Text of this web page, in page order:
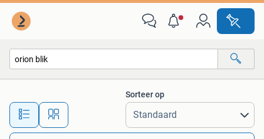
Alle afstanden…
Sorteer op